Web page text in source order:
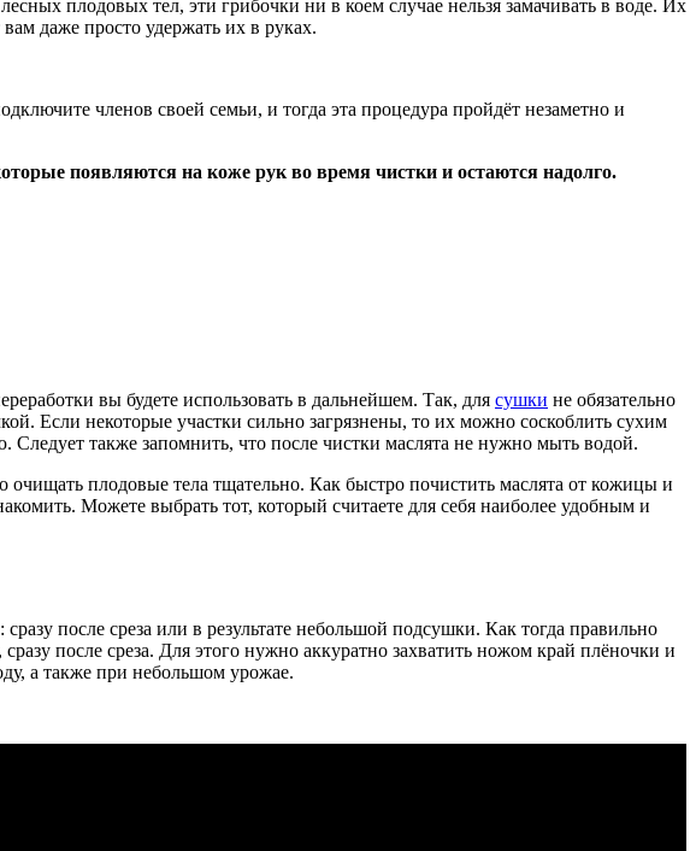
плодовых тел, эти грибочки ни в коем случае нельзя замачивать в воде. Их
вам даже просто удержать их в руках.
членов своей семьи, и тогда эта процедура пройдёт незаметно и
появляются на коже рук во время чистки и остаются надолго.
вы будете использовать в дальнейшем. Так, для сушки не обязательно
Если некоторые участки сильно загрязнены, то их можно соскоблить сухим
Следует также запомнить, что после чистки маслята не нужно мыть водой.
очищать плодовые тела тщательно. Как быстро почистить маслята от кожицы и
Можете выбрать тот, который считаете для себя наиболее удобным и
после среза или в результате небольшой подсушки. Как тогда правильно
после среза. Для этого нужно аккуратно захватить ножом край плёночки и
а также при небольшом урожае.